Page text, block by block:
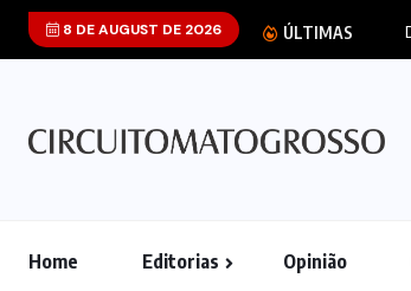
8 DE AUGUST DE 2026 ÚLTIMAS
Home Editorias Opinião